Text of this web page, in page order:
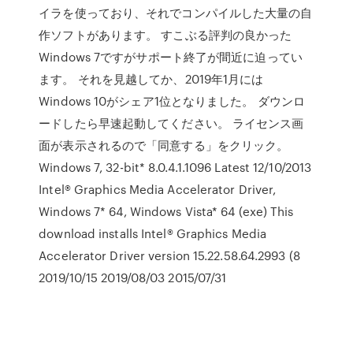
イラを使っており、それでコンパイルした大量の自
作ソフトがあります。 すこぶる評判の良かった
Windows 7ですがサポート終了が間近に迫ってい
ます。 それを見越してか、2019年1月には
Windows 10がシェア1位となりました。 ダウンロ
ードしたら早速起動してください。 ライセンス画
面が表示されるので「同意する」をクリック。
Windows 7, 32-bit* 8.0.4.1.1096 Latest 12/10/2013
Intel® Graphics Media Accelerator Driver,
Windows 7* 64, Windows Vista* 64 (exe) This
download installs Intel® Graphics Media
Accelerator Driver version 15.22.58.64.2993 (8
2019/10/15 2019/08/03 2015/07/31